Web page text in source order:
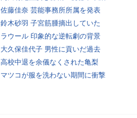
佐藤佳奈 芸能事務所所属を発表
鈴木砂羽 子宮筋腫摘出していた
ラウール 印象的な逆転劇の背景
大久保佳代子 男性に貢いだ過去
高校中退を余儀なくされた亀梨
マツコが服を洗わない期間に衝撃